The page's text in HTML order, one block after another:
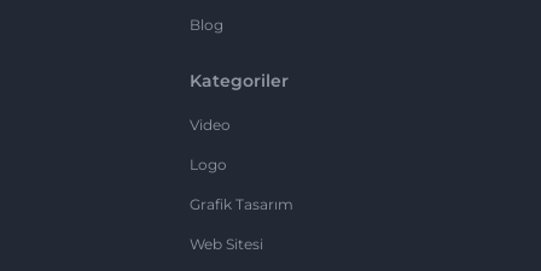
Blog
Kategoriler
Video
Logo
Grafik Tasarım
Web Sitesi